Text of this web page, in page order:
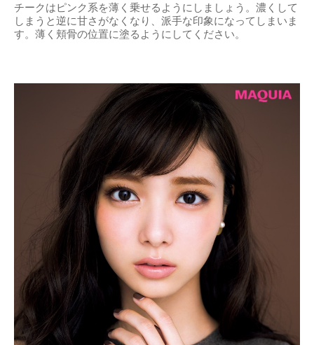
チークはピンク系を薄く乗せるようにしましょう。濃くして
しまうと逆に甘さがなくなり、派手な印象になってしまいま
す。薄く頬骨の位置に塗るようにしてください。